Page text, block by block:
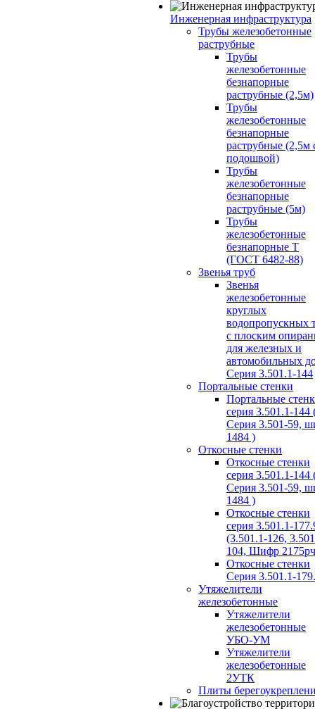
Инженерная инфраструктура
Трубы железобетонные
раструбные
Трубы
железобетонные
безнапорные
раструбные (2,5м)
Трубы
железобетонные
безнапорные
раструбные (2,5м
подошвой)
Трубы
железобетонные
безнапорные
раструбные (5м)
Трубы
железобетонные
безнапорные Т
(ГОСТ 6482-88)
Звенья труб
Звенья
железобетонные
круглых
водопропускных
с плоским
для железных и
автомобильных
Серия 3.501.1-144
Портальные стенки
Портальные
серия 3.501.1-144
Серия 3.501-59,
1484 )
Откосные стенки
Откосные стенки
серия 3.501.1-144
Серия 3.501-59,
1484 )
Откосные стенки
серия 3.501.1-
(3.501.1-126,
104, Шифр
Откосные стенки
Серия 3.501.1-
Утяжелители
железобетонные
Утяжелители
железобетонные
УБО-УМ
Утяжелители
железобетонные
2УТК
Плиты